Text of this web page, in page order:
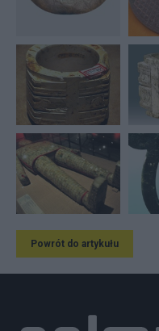
Powrót do artykułu